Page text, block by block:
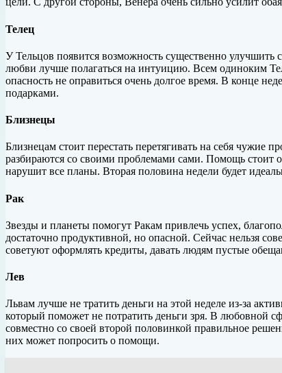
Телец
У Тельцов появится возможность существенно улучшить
любви лучше полагаться на интуицию. Всем одиноким
опасность не оправиться очень долгое время. В конце
подарками.
Близнецы
Близнецам стоит перестать перетягивать на себя
разбираются со своими проблемами сами. Помощь стоит
нарушит все планы. Вторая половина недели будет
Рак
Звезды и планеты помогут Ракам привлечь успех,
достаточно продуктивной, но опасной. Сейчас нельзя
советуют оформлять кредиты, давать людям пустые
Лев
Львам лучше не тратить деньги на этой неделе из-за
который поможет не потратить деньги зря. В любовной
совместно со своей второй половинкой правильное
них может попросить о помощи.